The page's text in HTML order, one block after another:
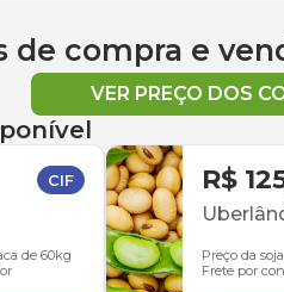
de compra e
VER PREÇO DOS
CIF
de 60kg
R$
Preço da
Frete por